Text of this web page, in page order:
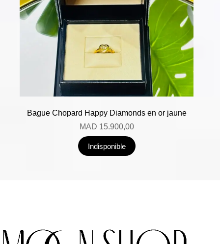
Bague Chopard Happy Diamonds en or jaune
MAD 15.900,00
Indisponible